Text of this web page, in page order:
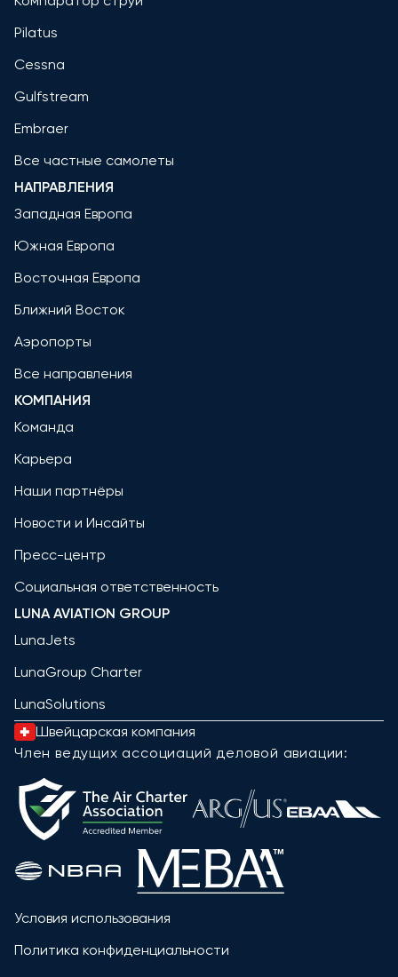
Pilatus
Cessna
Gulfstream
Embraer
Все частные самолеты
НАПРАВЛЕНИЯ
Западная Европа
Южная Европа
Восточная Европа
Ближний Восток
Аэропорты
Все направления
КОМПАНИЯ
Команда
Карьера
Наши партнёры
Новости и Инсайты
Пресс-центр
Социальная ответственность
LUNA AVIATION GROUP
LunaJets
LunaGroup Charter
LunaSolutions
Швейцарская компания
Член ведущих ассоциаций деловой авиации:
Условия использования
Политика конфиденциальности